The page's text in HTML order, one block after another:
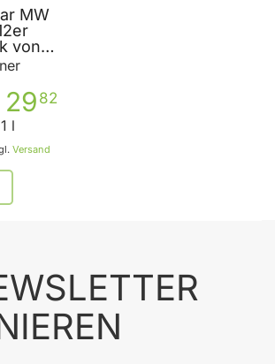
MW
von
82
Versand
l
Warenkorb